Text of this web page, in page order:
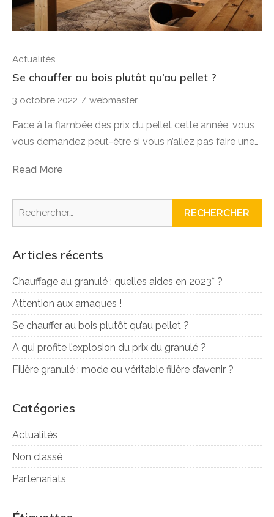
Actualités
Se chauffer au bois plutôt qu’au pellet ?
3 octobre 2022 / webmaster
Face à la flambée des prix du pellet cette année, vous
vous demandez peut-être si vous n’allez pas faire une…
Read More
Articles récents
Chauffage au granulé : quelles aides en 2023* ?
Attention aux arnaques !
Se chauffer au bois plutôt qu’au pellet ?
A qui profite l’explosion du prix du granulé ?
Filière granulé : mode ou véritable filière d’avenir ?
Catégories
Actualités
Non classé
Partenariats